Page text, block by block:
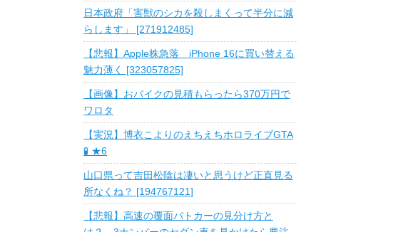
日本政府「害獣のシカを殺しまくって半分に減
らします」 [271912485]
【悲報】Apple株急落 iPhone 16に買い替える
魅力薄く [323057825]
【画像】おバイクの見積もらったら370万円で
ワロタ
【実況】博衣こよりのえちえちホロライブGTA
🧪 ★6
山口県って吉田松陰は凄いと思うけど正直見る
所なくね？ [194767121]
【悲報】高速の覆面パトカーの見分け方と